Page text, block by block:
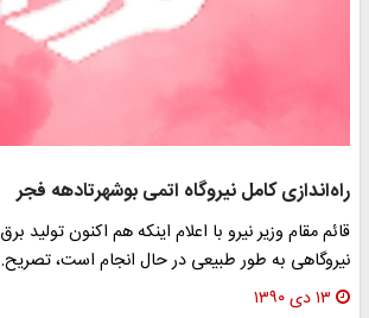
راه‌اندازی کامل نیروگاه اتمی بوشهرتادهه فجر
قائم مقام وزیر نیرو با اعلام اینکه هم اکنون تولید
نیروگاهی به طور طبیعی در حال انجام است،
۱۳ دی ۱۳۹۰